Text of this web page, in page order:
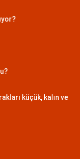
küçük, kalın ve